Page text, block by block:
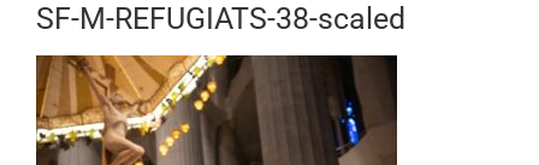
SF-M-REFUGIATS-38-scaled